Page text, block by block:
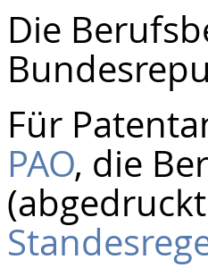
Die
Für
PAO, die